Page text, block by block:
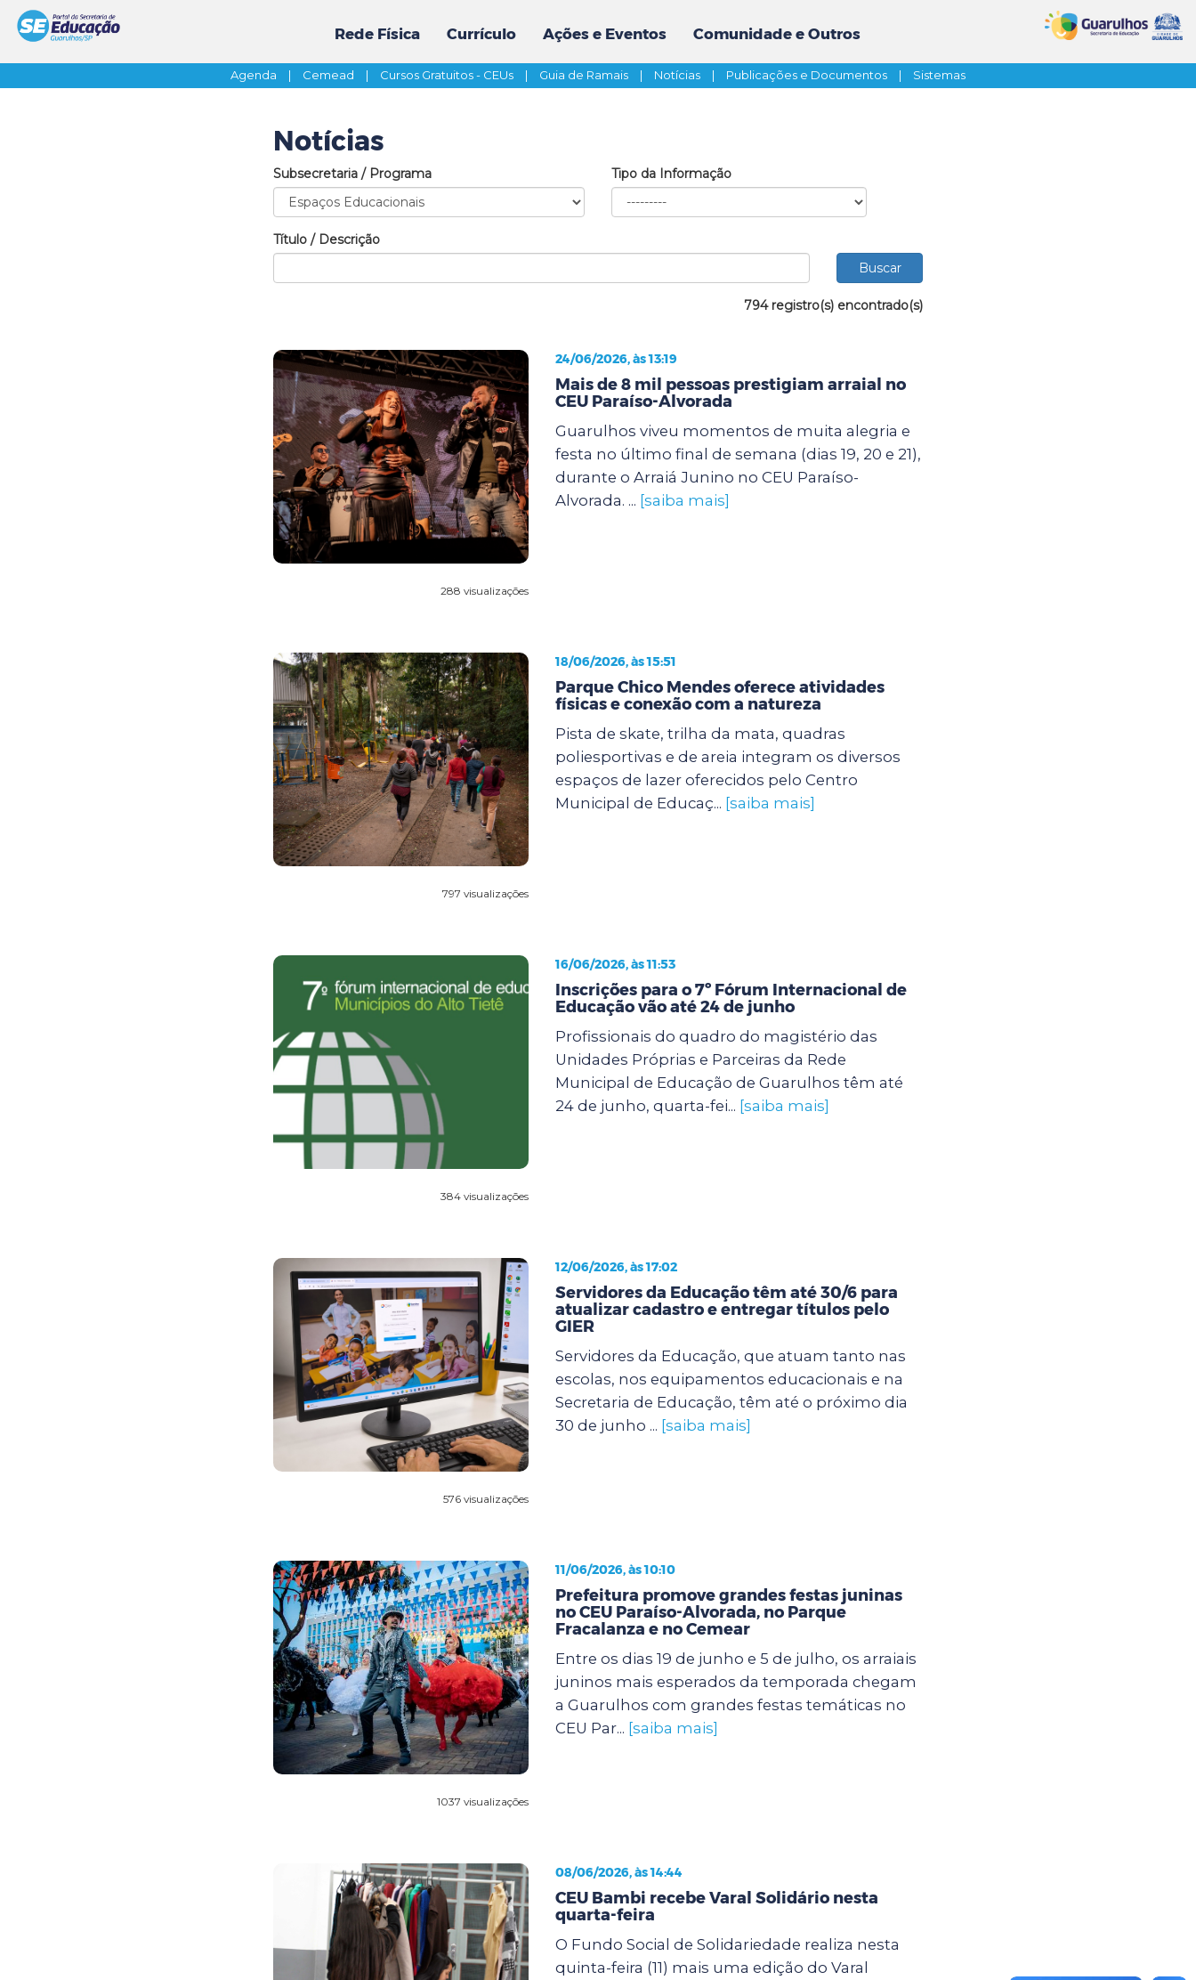
Rede Física Currículo Ações e Eventos Comunidade e Outros
Agenda | Cemead | Cursos Gratuitos - CEUs | Guia de Ramais | Notícias | Publicações e Documentos | Sistemas
Notícias
Subsecretaria / Programa Tipo da Informação
Título / Descrição
794 registro(s) encontrado(s)
288 visualizações
24/06/2026, às 13:19
Mais de 8 mil pessoas prestigiam arraial no
CEU Paraíso-Alvorada
Guarulhos viveu momentos de muita alegria e
festa no último final de semana (dias 19, 20 e 21),
durante o Arraiá Junino no CEU Paraíso-
Alvorada. ... [saiba mais]
797 visualizações
18/06/2026, às 15:51
Parque Chico Mendes oferece atividades
físicas e conexão com a natureza
Pista de skate, trilha da mata, quadras
poliesportivas e de areia integram os diversos
espaços de lazer oferecidos pelo Centro
Municipal de Educaç... [saiba mais]
384 visualizações
16/06/2026, às 11:53
Inscrições para o 7º Fórum Internacional de
Educação vão até 24 de junho
Profissionais do quadro do magistério das
Unidades Próprias e Parceiras da Rede
Municipal de Educação de Guarulhos têm até
24 de junho, quarta-fei... [saiba mais]
576 visualizações
12/06/2026, às 17:02
Servidores da Educação têm até 30/6 para
atualizar cadastro e entregar títulos pelo
GIER
Servidores da Educação, que atuam tanto nas
escolas, nos equipamentos educacionais e na
Secretaria de Educação, têm até o próximo dia
30 de junho ... [saiba mais]
1037 visualizações
11/06/2026, às 10:10
Prefeitura promove grandes festas juninas
no CEU Paraíso-Alvorada, no Parque
Fracalanza e no Cemear
Entre os dias 19 de junho e 5 de julho, os arraiais
juninos mais esperados da temporada chegam
a Guarulhos com grandes festas temáticas no
CEU Par... [saiba mais]
08/06/2026, às 14:44
CEU Bambi recebe Varal Solidário nesta
quarta-feira
O Fundo Social de Solidariedade realiza nesta
quinta-feira (11) mais uma edição do Varal